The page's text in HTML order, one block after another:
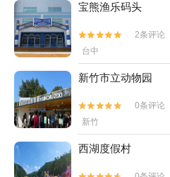
宝熊渔乐码头


2条评论
台中
新竹市立动物园


0条评论
新竹
西湖度假村